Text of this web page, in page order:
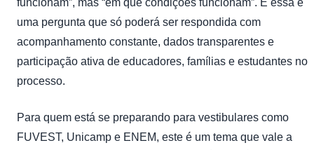
uma pergunta que só poderá ser respondida com
acompanhamento constante, dados transparentes e
participação ativa de educadores, famílias e estudantes no
processo.
Para quem está se preparando para vestibulares como
FUVEST, Unicamp e ENEM, este é um tema que vale a